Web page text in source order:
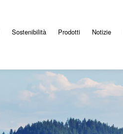
Sostenibilità Prodotti Notizie